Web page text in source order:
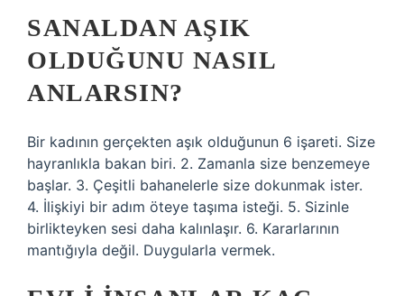
SANALDAN AŞIK
OLDUĞUNU NASIL
ANLARSIN?
Bir kadının gerçekten aşık olduğunun 6 işareti. Size
hayranlıkla bakan biri. 2. Zamanla size benzemeye
başlar. 3. Çeşitli bahanelerle size dokunmak ister.
4. İlişkiyi bir adım öteye taşıma isteği. 5. Sizinle
birlikteyken sesi daha kalınlaşır. 6. Kararlarının
mantığıyla değil. Duygularla vermek.